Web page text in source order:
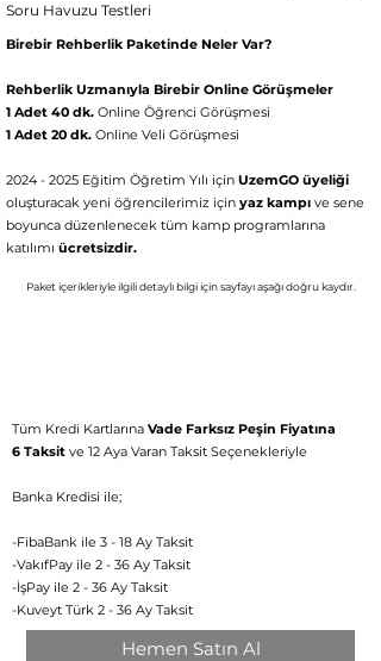
Soru Havuzu Testleri
Birebir Rehberlik Paketinde Neler Var?
Rehberlik Uzmanıyla Birebir Online Görüşmeler
1 Adet 40 dk. Online Öğrenci Görüşmesi
1 Adet 20 dk. Online Veli Görüşmesi
2024 - 2025 Eğitim Öğretim Yılı için UzemGO üyeliği
oluşturacak yeni öğrencilerimiz için yaz kampı ve sene
boyunca düzenlenecek tüm kamp programlarına
katılımı ücretsizdir.
Paket içerikleriyle ilgili detaylı bilgi içinsayfayı aşağı doğru kaydır.
Tüm Kredi Kartlarına Vade Farksız Peşin Fiyatına
6 Taksit ve 12 Aya Varan Taksit Seçenekleriyle
Banka Kredisi ile;
-FibaBank ile 3 - 18 Ay Taksit
-VakıfPay ile 2 - 36 Ay Taksit
-İşPay ile 2 - 36 Ay Taksit
-Kuveyt Türk 2 - 36 Ay Taksit
Hemen Satın Al